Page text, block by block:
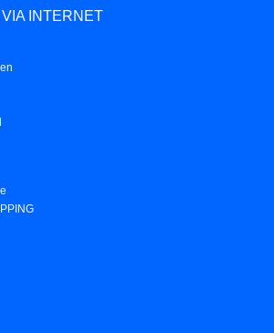
INTERNET